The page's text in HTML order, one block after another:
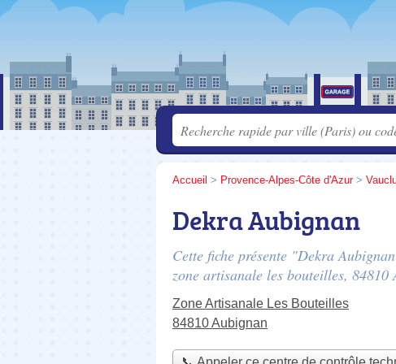
Accueil > Provence-Alpes-Côte d'Azur>
Dekra Aubignan
Cette fiche présente "Dekra
zone artisanale les bouteilles, 84810
Zone Artisanale Les Bouteilles
84810 Aubignan